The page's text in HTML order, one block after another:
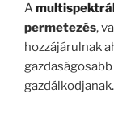
A
permetezés,
hozzájárulnak
gazdálkodjanak.